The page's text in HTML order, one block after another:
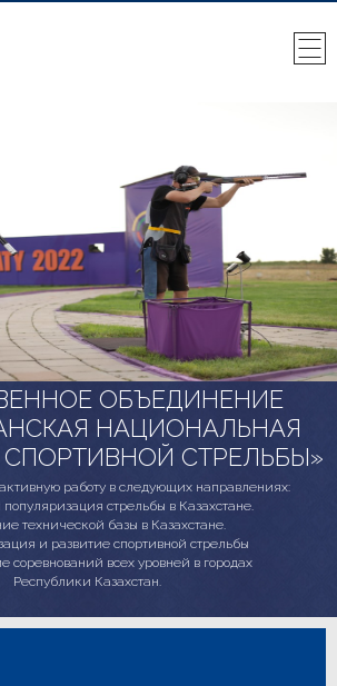
ОБЪЕДИНЕНИЕ
НАЦИОНАЛЬНАЯ
СТРЕЛЬБЫ»
работу в следующих направлениях:
стрельбы в Казахстане.
технической базы в Казахстане.
и развитие спортивной стрельбы
соревнований всех уровней в городах
Республики Казахстан.